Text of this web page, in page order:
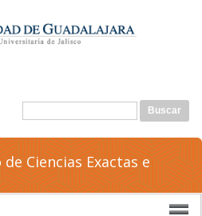
Formulario de búsqueda
Buscar
Ciencias Exactas e